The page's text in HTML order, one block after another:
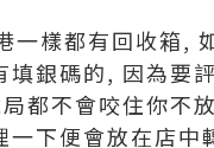
一樣都有回收箱,
銀碼的, 因為要
都不會咬住你不放
下便會放在店中